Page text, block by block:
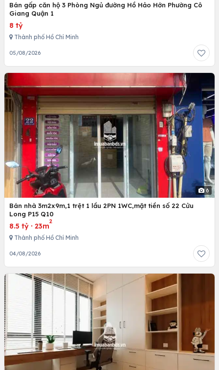
Bán gấp căn hộ 3 Phòng Ngủ đường Hồ Hảo Hớn Phường Cô
Giang Quận 1
8 tỷ
Thành phố Hồ Chí Minh
05/08/2026
6
Bán nhà 3m2x9m,1 trệt 1 lầu 2PN 1WC,mặt tiền số 22 Cửu
Long P15 Q10
8.5 tỷ · 23m
2
Thành phố Hồ Chí Minh
04/08/2026